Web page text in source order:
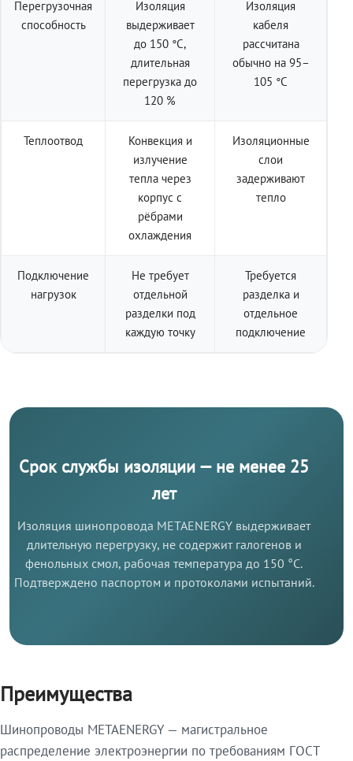
Перегрузочная
способность
Изоляция
выдерживает
до 150 °C,
длительная
перегрузка до
120 %
Изоляция
кабеля
рассчитана
обычно на 95–
105 °C
Теплоотвод
Конвекция и
излучение
тепла через
корпус с
рёбрами
охлаждения
Изоляционные
слои
задерживают
тепло
Подключение
нагрузок
Не требует
отдельной
разделки под
каждую точку
Требуется
разделка и
отдельное
подключение
Срок службы изоляции — не менее 25
лет
Изоляция шинопровода METAENERGY выдерживает
длительную перегрузку, не содержит галогенов и
фенольных смол, рабочая температура до 150 °C.
Подтверждено паспортом и протоколами испытаний.
Преимущества
Шинопроводы METAENERGY — магистральное
распределение электроэнергии по требованиям ГОСТ